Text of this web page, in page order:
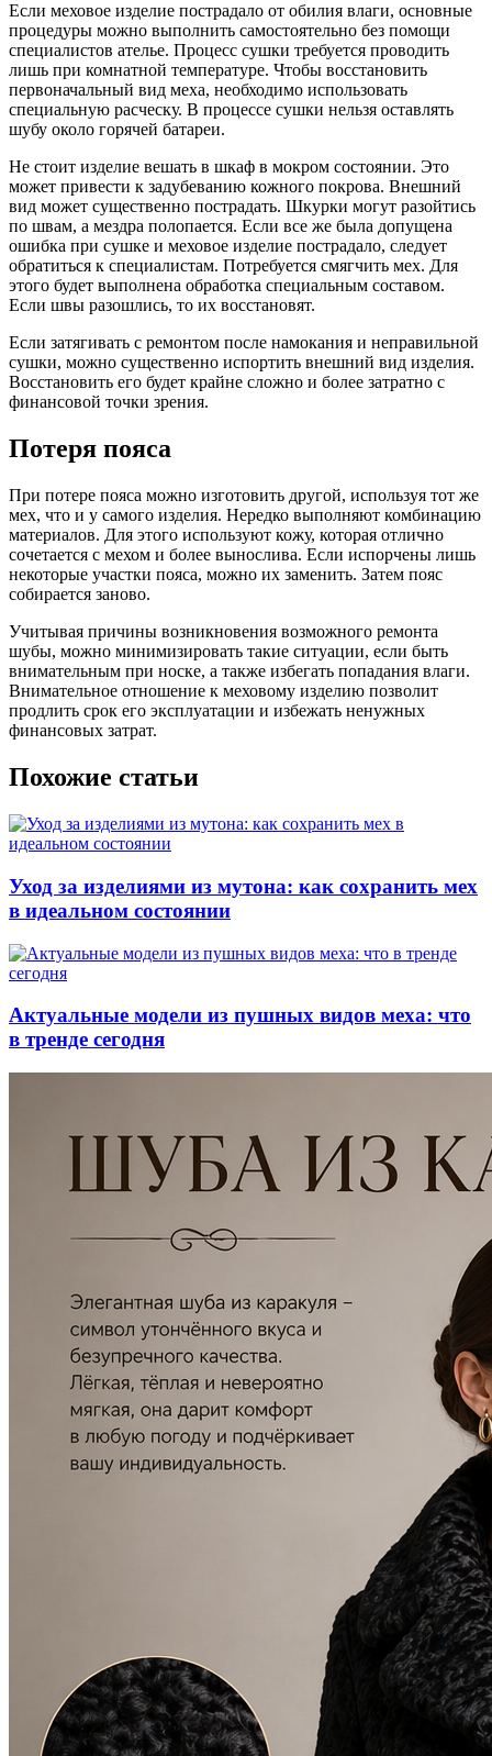
Если меховое изделие пострадало от обилия влаги, основные
процедуры можно выполнить самостоятельно без помощи
специалистов ателье. Процесс сушки требуется проводить
лишь при комнатной температуре. Чтобы восстановить
первоначальный вид меха, необходимо использовать
специальную расческу. В процессе сушки нельзя оставлять
шубу около горячей батареи.
Не стоит изделие вешать в шкаф в мокром состоянии. Это
может привести к задубеванию кожного покрова. Внешний
вид может существенно пострадать. Шкурки могут разойтись
по швам, а мездра полопается. Если все же была допущена
ошибка при сушке и меховое изделие пострадало, следует
обратиться к специалистам. Потребуется смягчить мех. Для
этого будет выполнена обработка специальным составом.
Если швы разошлись, то их восстановят.
Если затягивать с ремонтом после намокания и неправильной
сушки, можно существенно испортить внешний вид изделия.
Восстановить его будет крайне сложно и более затратно с
финансовой точки зрения.
Потеря пояса
При потере пояса можно изготовить другой, используя тот же
мех, что и у самого изделия. Нередко выполняют комбинацию
материалов. Для этого используют кожу, которая отлично
сочетается с мехом и более вынослива. Если испорчены лишь
некоторые участки пояса, можно их заменить. Затем пояс
собирается заново.
Учитывая причины возникновения возможного ремонта
шубы, можно минимизировать такие ситуации, если быть
внимательным при носке, а также избегать попадания влаги.
Внимательное отношение к меховому изделию позволит
продлить срок его эксплуатации и избежать ненужных
финансовых затрат.
Похожие статьи
Уход за изделиями из мутона: как сохранить мех
в идеальном состоянии
Актуальные модели из пушных видов меха: что
в тренде сегодня